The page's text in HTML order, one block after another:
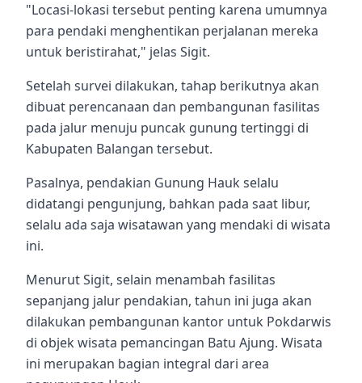
"Locasi-lokasi tersebut penting karena umumnya
para pendaki menghentikan perjalanan mereka
untuk beristirahat," jelas Sigit.
Setelah survei dilakukan, tahap berikutnya akan
dibuat perencanaan dan pembangunan fasilitas
pada jalur menuju puncak gunung tertinggi di
Kabupaten Balangan tersebut.
Pasalnya, pendakian Gunung Hauk selalu
didatangi pengunjung, bahkan pada saat libur,
selalu ada saja wisatawan yang mendaki di wisata
ini.
Menurut Sigit, selain menambah fasilitas
sepanjang jalur pendakian, tahun ini juga akan
dilakukan pembangunan kantor untuk Pokdarwis
di objek wisata pemancingan Batu Ajung. Wisata
ini merupakan bagian integral dari area